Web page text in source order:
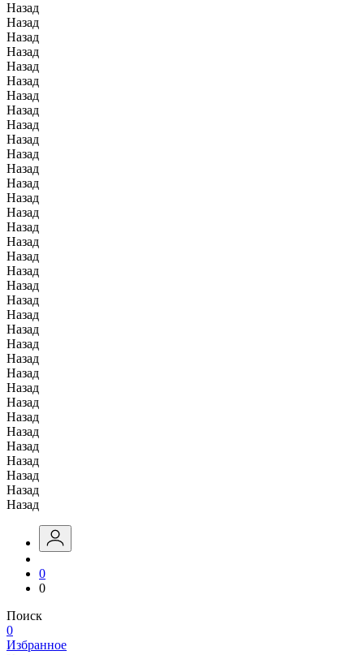
Назад
Назад
Назад
Назад
Назад
Назад
Назад
Назад
Назад
Назад
Назад
Назад
Назад
Назад
Назад
Назад
Назад
Назад
Назад
Назад
Назад
Назад
Назад
Назад
Назад
Назад
Назад
Назад
Назад
Назад
Назад
Назад
Назад
Назад
Назад
0
0
Поиск
0
Избранное